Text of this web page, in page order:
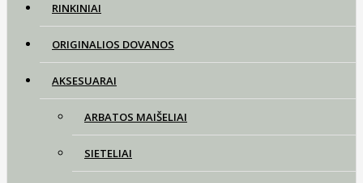
RINKINIAI
ORIGINALIOS DOVANOS
AKSESUARAI
ARBATOS MAIŠELIAI
SIETELIAI